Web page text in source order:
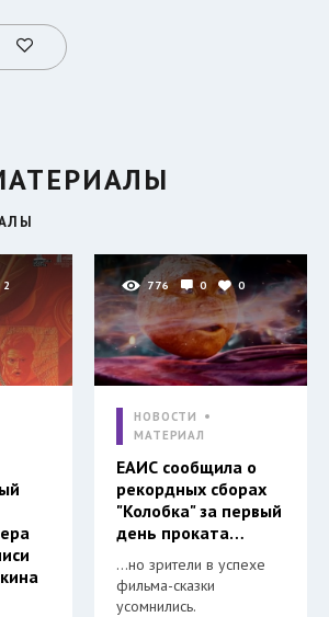
2 776 0 0
НОВОСТИ
МАТЕРИАЛ
ЕАИС сообщила о
рекордных сборах
"Колобка" за первый
день проката…
…но зрители в успехе
фильма-сказки
усомнились.